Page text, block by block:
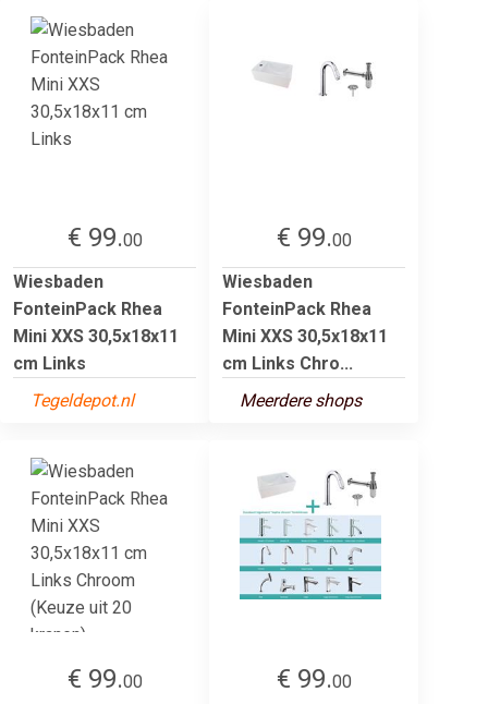
€ 99.00
Wiesbaden
FonteinPack Rhea
Mini XXS 30,5x18x11
cm Links
Tegeldepot.nl
€ 99.00
Wiesbaden
FonteinPack Rhea
Mini XXS 30,5x18x11
cm Links Chro...
Meerdere shops
€ 99.00
€ 99.00